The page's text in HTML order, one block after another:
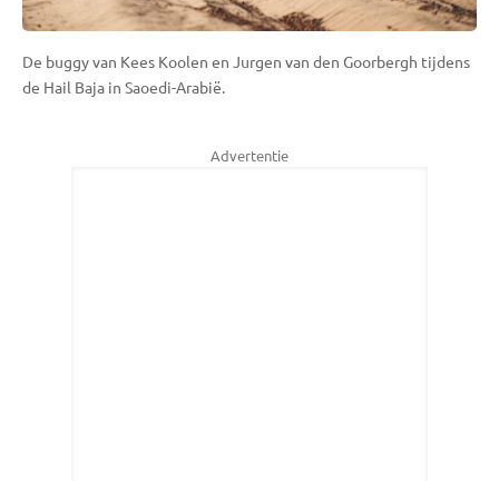
De buggy van Kees Koolen en Jurgen van den Goorbergh tijdens
de Hail Baja in Saoedi-Arabië.
Advertentie